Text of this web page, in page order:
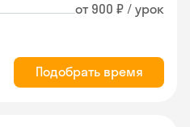
от 900 ₽ / урок
Подобрать время